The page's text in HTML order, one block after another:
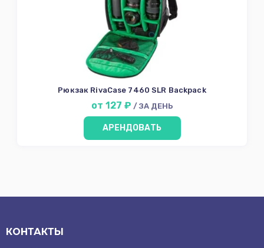
Рюкзак RivaCase 7460 SLR Backpack
от 127 ₽ / ЗА ДЕНЬ
АРЕНДОВАТЬ
КОНТАКТЫ